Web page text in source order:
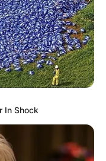
makan.
lalat yang ada di
sedikit wewangian di
In Shock